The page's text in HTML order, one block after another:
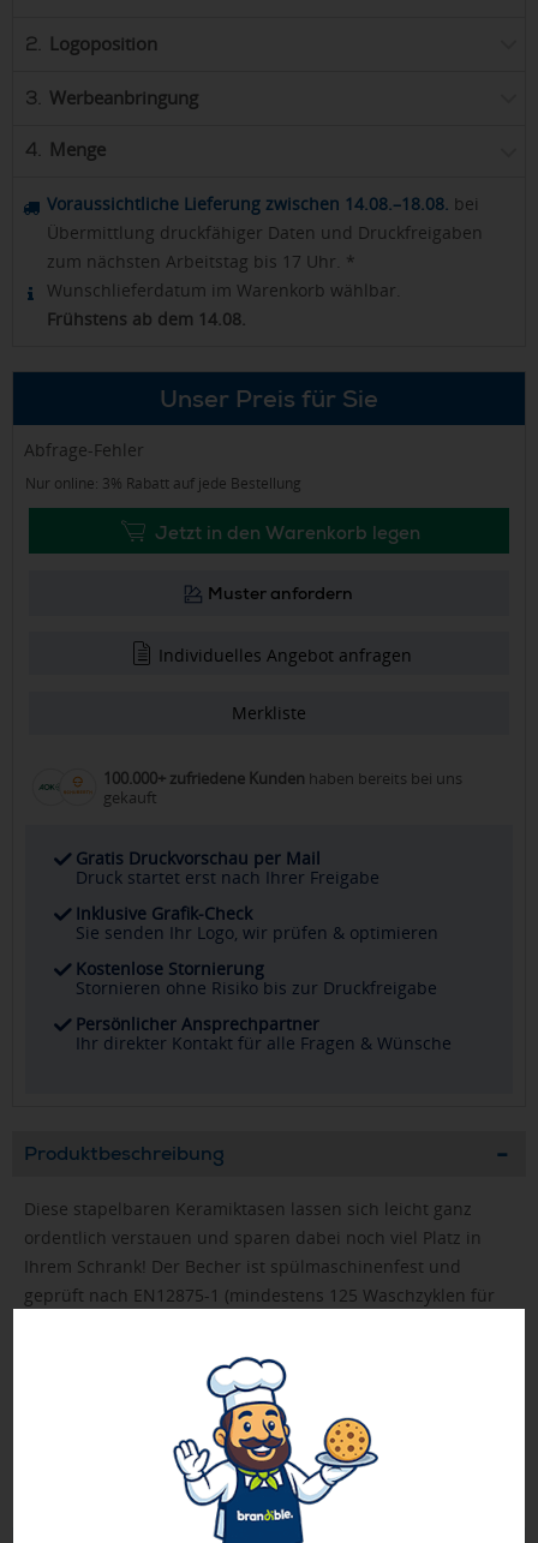
2. Logoposition
3. Werbeanbringung
4. Menge
Voraussichtliche Lieferung zwischen 14.08.–18.08. bei
Übermittlung druckfähiger Daten und Druckfreigaben
zum nächsten Arbeitstag bis 17 Uhr. *
Wunschlieferdatum im Warenkorb wählbar.
Frühstens ab dem 14.08.
Unser Preis für Sie
Abfrage-Fehler
Nur online: 3% Rabatt auf jede Bestellung
Jetzt in den Warenkorb legen
Muster anfordern
Individuelles Angebot anfragen
Merkliste
100.000+ zufriedene Kunden haben bereits bei uns
gekauft
Gratis Druckvorschau per Mail
Druck startet erst nach Ihrer Freigabe
Inklusive Grafik-Check
Sie senden Ihr Logo, wir prüfen & optimieren
Kostenlose Stornierung
Stornieren ohne Risiko bis zur Druckfreigabe
Persönlicher Ansprechpartner
Ihr direkter Kontakt für alle Fragen & Wünsche
Produktbeschreibung
Diese stapelbaren Keramiktasen lassen sich leicht ganz
ordentlich verstauen und sparen dabei noch viel Platz in
Ihrem Schrank! Der Becher ist spülmaschinenfest und
geprüft nach EN12875-1 (mindestens 125 Waschzyklen für
Geschenkbox. Fassungsvermögen 180ml.
Beim Kauf dieses Artikels profitieren Sie von 1 JAHR
GARANTIE auf Qualität und Funktionalität. Die Garantie
gilt nicht für die Werbeanbringung.
Bei Mengen ab 500 Stück bitte die Lieferzeit anfragen!